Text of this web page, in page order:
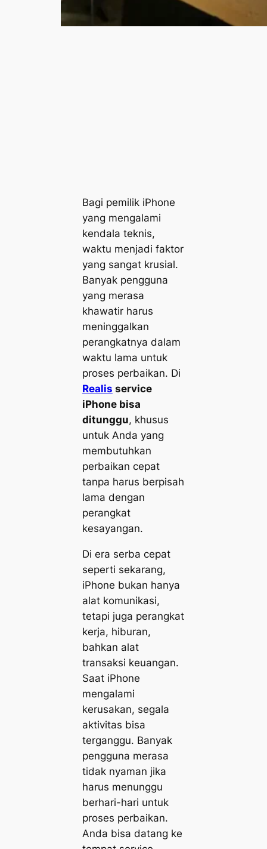
Bagi pemilik iPhone
yang mengalami
kendala teknis,
waktu menjadi faktor
yang sangat krusial.
Banyak pengguna
yang merasa
khawatir harus
meninggalkan
perangkatnya dalam
waktu lama untuk
proses perbaikan. Di
Realis service
iPhone bisa
ditunggu, khusus
untuk Anda yang
membutuhkan
perbaikan cepat
tanpa harus berpisah
lama dengan
perangkat
kesayangan.
Di era serba cepat
seperti sekarang,
iPhone bukan hanya
alat komunikasi,
tetapi juga perangkat
kerja, hiburan,
bahkan alat
transaksi keuangan.
Saat iPhone
mengalami
kerusakan, segala
aktivitas bisa
terganggu. Banyak
pengguna merasa
tidak nyaman jika
harus menunggu
berhari-hari untuk
proses perbaikan.
Anda bisa datang ke